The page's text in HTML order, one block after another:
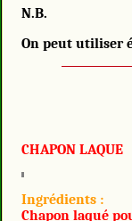
N.B.
On peut utiliser
CHAPON LAQUE
Ingrédients :
Chapon laqué